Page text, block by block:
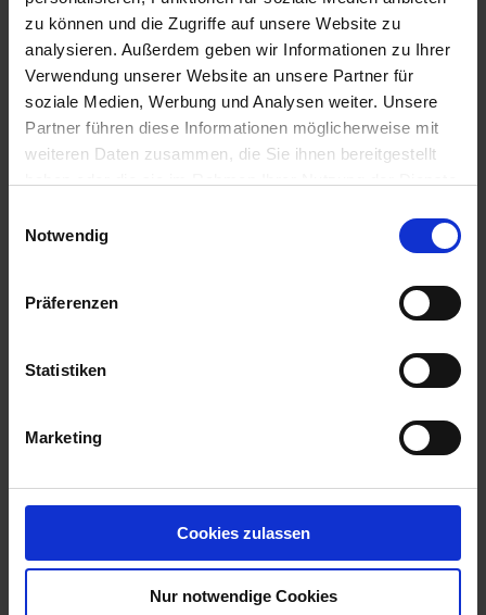
zu können und die Zugriffe auf unsere Website zu
analysieren. Außerdem geben wir Informationen zu Ihrer
Verwendung unserer Website an unsere Partner für
soziale Medien, Werbung und Analysen weiter. Unsere
Partner führen diese Informationen möglicherweise mit
weiteren Daten zusammen, die Sie ihnen bereitgestellt
Notwendig
Präferenzen
Statistiken
Marketing
Cookies zulassen
Nur notwendige Cookies
FG Perlite 5 l